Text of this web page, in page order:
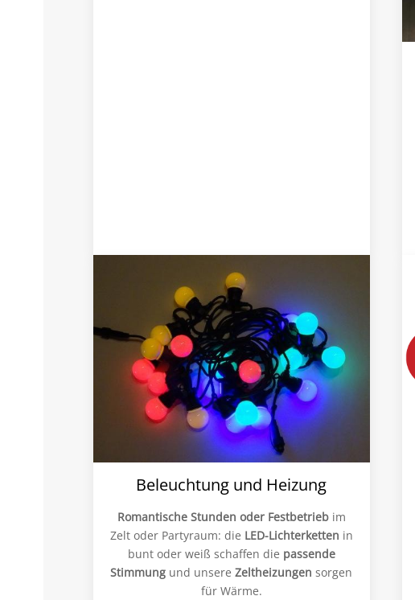
Beleuchtung und Heizung
Romantische Stunden oder Festbetriebim
Zelt oder Partyraum: die LED-Lichterketten in
bunt oder weiß schaffen die passende
Stimmung und unsereZeltheizungen sorgen
für Wärme.